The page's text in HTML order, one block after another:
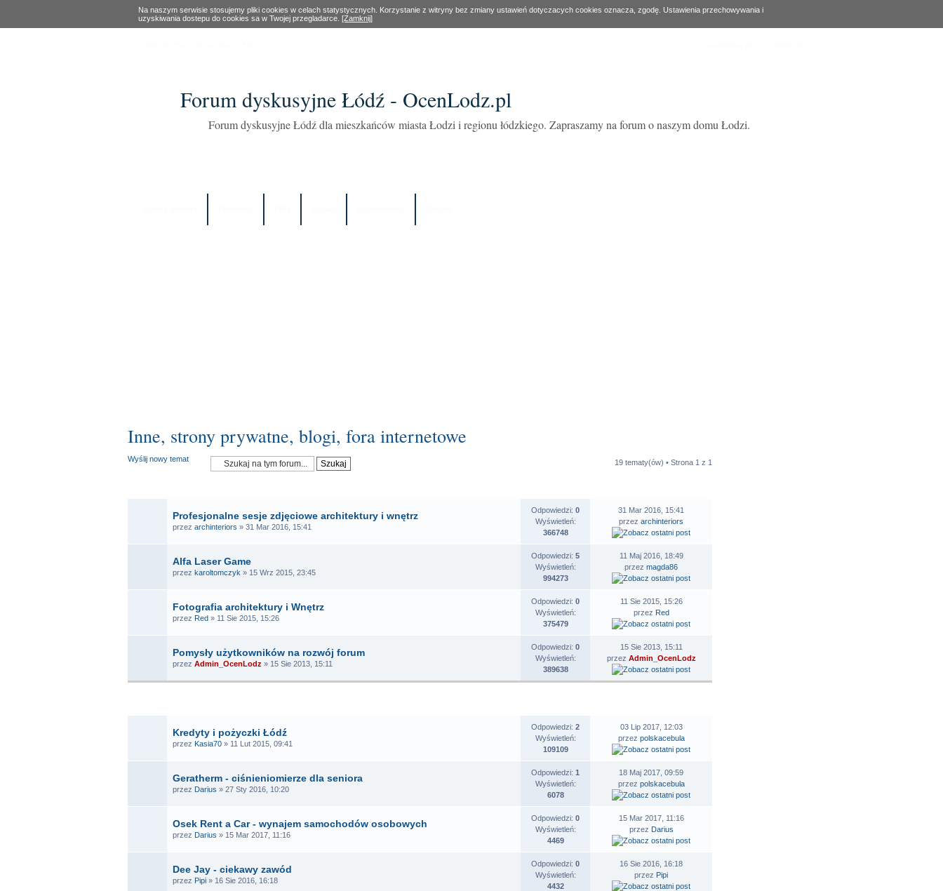
Na naszym serwisie stosujemy pliki cookies w celach statystycznych. Korzystanie z witryny bez zmiany ustawień dotyczacych cookies oznacza, zgodę. Ustawienia przechowywania i
uzyskiwania dostepu do cookies sa w Twojej przegladarce. [Zamknij]
Forum dyskusyjne Łódź - OcenLodz.pl
Forum dyskusyjne Łódź dla mieszkańców miasta Łodzi i regionu łódzkiego. Zapraszamy na forum o naszym domu Łodzi.
Inne, strony prywatne, blogi, fora internetowe
Wyślij nowy temat 19 tematy(ów) • Strona 1 z 1
Profesjonalne sesje zdjęciowe architektury i wnętrz
przez archinteriors » 31 Mar 2016, 15:41
Odpowiedzi: 0
Wyświetleń:
366748
31 Mar 2016, 15:41
przez archinteriors
Alfa Laser Game
przez karoltomczyk » 15 Wrz 2015, 23:45
Odpowiedzi: 5
Wyświetleń:
994273
11 Maj 2016, 18:49
przez magda86
Fotografia architektury i Wnętrz
przez Red » 11 Sie 2015, 15:26
Odpowiedzi: 0
Wyświetleń:
375479
11 Sie 2015, 15:26
przez Red
Pomysły użytkowników na rozwój forum
przez Admin_OcenLodz » 15 Sie 2013, 15:11
Odpowiedzi: 0
Wyświetleń:
389638
15 Sie 2013, 15:11
przez Admin_OcenLodz
Kredyty i pożyczki Łódź
przez Kasia70 » 11 Lut 2015, 09:41
Odpowiedzi: 2
Wyświetleń:
109109
03 Lip 2017, 12:03
przez polskacebula
Geratherm - ciśnieniomierze dla seniora
przez Darius » 27 Sty 2016, 10:20
Odpowiedzi: 1
Wyświetleń:
6078
18 Maj 2017, 09:59
przez polskacebula
Osek Rent a Car - wynajem samochodów osobowych
przez Darius » 15 Mar 2017, 11:16
Odpowiedzi: 0
Wyświetleń:
4469
15 Mar 2017, 11:16
przez Darius
Dee Jay - ciekawy zawód
przez Pipi » 16 Sie 2016, 16:18
Odpowiedzi: 0
Wyświetleń:
4432
16 Sie 2016, 16:18
przez Pipi